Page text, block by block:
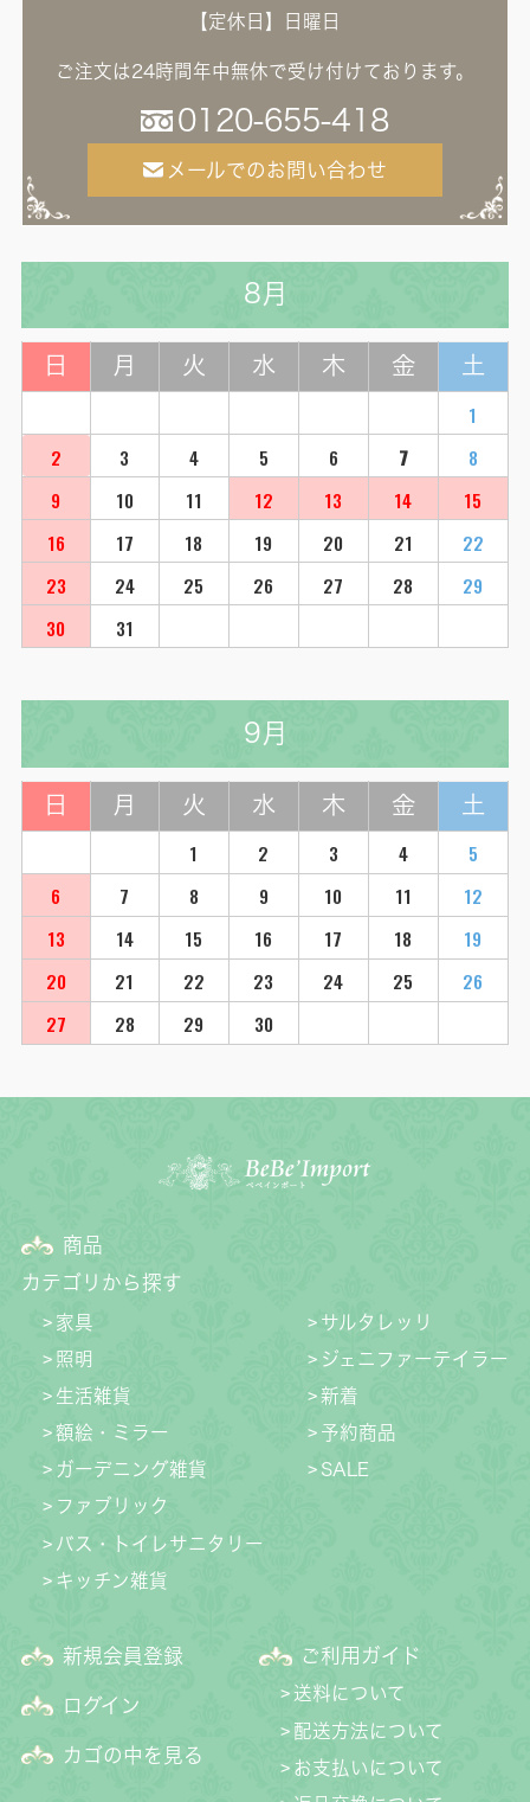
【定休日】日曜日
ご注文は24時間年中無休で受け付けております。
0120-655-418
メールでのお問い合わせ
8月
日 月 火 水 木 金 土
1
2
3 4 5 6 7
8
9
10 11 12 13 14
15
16
17 18 19 20 21
22
23
24 25 26 27 28
29
30
31
9月
日 月 火 水 木 金 土
1 2 3 4
5
6
7 8 9 10 11
12
13
14 15 16 17 18
19
20
21 22 23 24 25
26
27
28 29 30
商品
カテゴリから探す
家具
照明
生活雑貨
額絵・ミラー
ガーデニング雑貨
ファブリック
バス・トイレサニタリー
キッチン雑貨
サルタレッリ
ジェニファーテイラー
新着
予約商品
SALE
新規会員登録
ログイン
カゴの中を見る
ご利用ガイド
送料について
配送方法について
お支払いについて